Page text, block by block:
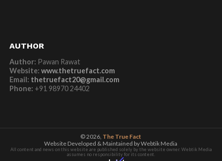
AUTHOR
Author: Pawan Rawat
Website: www.thetruefact.com
Email: thetruefact20@gmail.com
Phone: +91 98970 24402
© 2026, The True Fact
Website Developed & Maintained by Webtik Media
All content and news on this website are published solely by the website owner. Webtik Media
assumes no responsibility for its content.